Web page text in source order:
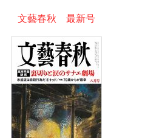
本聰氏（91...
文藝春秋 最新号